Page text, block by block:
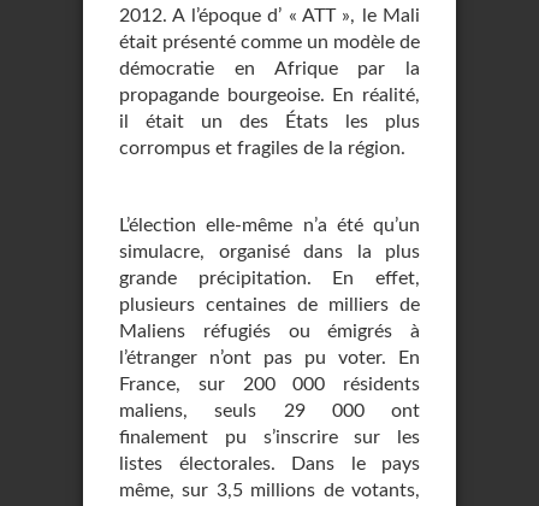
2012. A l’époque d’ « ATT », le Mali
était présenté comme un modèle de
démocratie en Afrique par la
propagande bourgeoise. En réalité,
il était un des États les plus
corrompus et fragiles de la région.
L’élection elle-même n’a été qu’un
simulacre, organisé dans la plus
grande précipitation. En effet,
plusieurs centaines de milliers de
Maliens réfugiés ou émigrés à
l’étranger n’ont pas pu voter. En
France, sur 200 000 résidents
maliens, seuls 29 000 ont
finalement pu s’inscrire sur les
listes électorales. Dans le pays
même, sur 3,5 millions de votants,